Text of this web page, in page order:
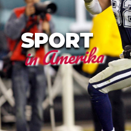
SPORT
in Amerika